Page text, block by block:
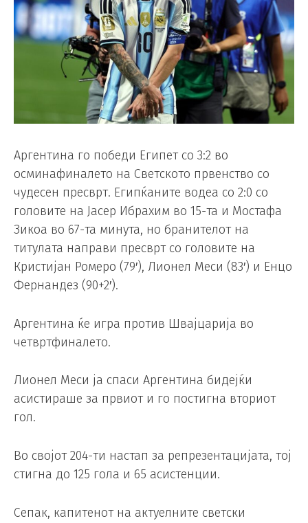
Аргентина го победи Египет со 3:2 во
осминафиналето на Светското првенство со
чудесен пресврт. Египќаните водеа со 2:0 со
головите на Јасер Ибрахим во 15-та и Мостафа
Зикоа во 67-та минута, но бранителот на
титулата направи пресврт со головите на
Кристијан Ромеро (79′), Лионел Меси (83′) и Енцо
Фернандез (90+2′).
Аргентина ќе игра против Швајцарија во
четвртфиналето.
Лионел Меси ја спаси Аргентина бидејќи
асистираше за првиот и го постигна вториот
гол.
Во својот 204-ти настап за репрезентацијата, тој
стигна до 125 гола и 65 асистенции.
Сепак, капитенот на актуелните светски